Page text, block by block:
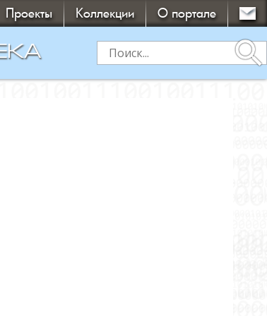
Проекты Коллекции О портале
search